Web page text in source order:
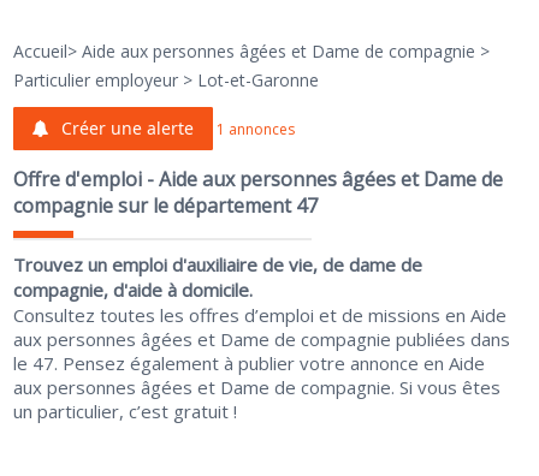
Accueil>Aide aux personnes âgées et Dame de compagnie >
Particulier employeur > Lot-et-Garonne
Créer une alerte 1 annonces
Offre d'emploi - Aide aux personnes âgées et Dame de
compagnie sur le département 47
Trouvez un emploi d'auxiliaire de vie, de dame de
compagnie, d'aide à domicile.
Consultez toutes les offres d’emploi et de missions en Aide
aux personnes âgées et Dame de compagnie publiées dans
le 47. Pensez également à publier votre annonce en Aide
aux personnes âgées et Dame de compagnie. Si vous êtes
un particulier, c’est gratuit !